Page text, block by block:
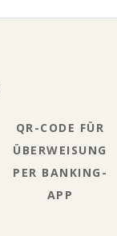
QR-CODE FÜR
ÜBERWEISUNG
PER BANKING-
APP